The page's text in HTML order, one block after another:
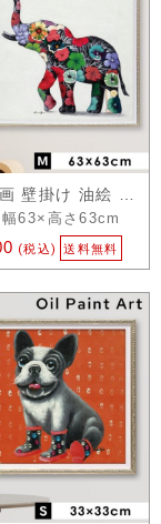
63×高さ63cm
(税込) 送料無料